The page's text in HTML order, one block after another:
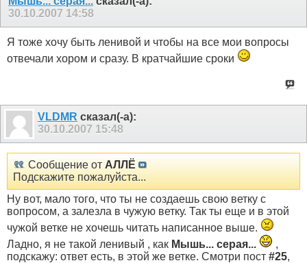
30.10.2007 14:58
Я тоже хочу быть ленивой и чтобы на все мои вопросы
отвечали хором и сразу. В кратчайшие сроки
VLDMR сказал(-а):
30.10.2007 15:48
Сообщение от АЛЛЁ
Подскажите пожалуйста...
Ну вот, мало того, что ты не создаешь свою ветку с
вопросом, а залезла в чужую ветку. Так ты еще и в этой
чужой ветке не хочешь читать написанное выше.
Ладно, я не такой ленивый , как Мышь... серая...
,
подскажу: ответ есть, в этой же ветке. Смотри пост #25,